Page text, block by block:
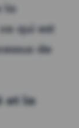
la
qui est
de
et la